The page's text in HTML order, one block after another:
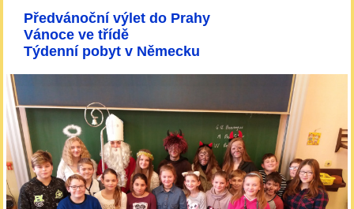
Předvánoční výlet do Prahy
Vánoce ve třídě
Týdenní pobyt v Německu